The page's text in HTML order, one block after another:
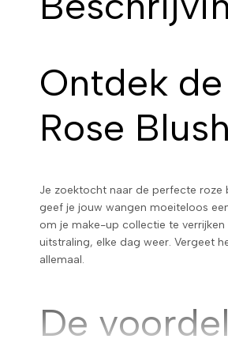
Ontdek
Rose
Je zoektocht naar de perfecte roze
geef je jouw wangen moeiteloos
om je make-up collectie te
uitstraling, elke dag weer. Vergeet
allemaal.
De